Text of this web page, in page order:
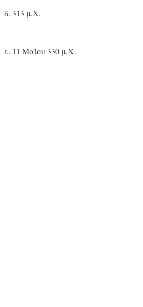
δ. 313 μ.Χ.
ε. 11 Μαΐου 330 μ.Χ.